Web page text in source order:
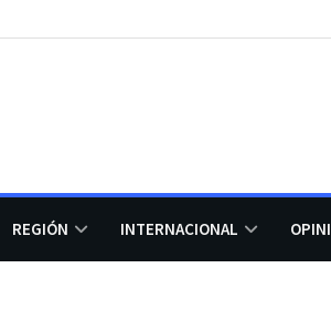
REGIÓN INTERNACIONAL